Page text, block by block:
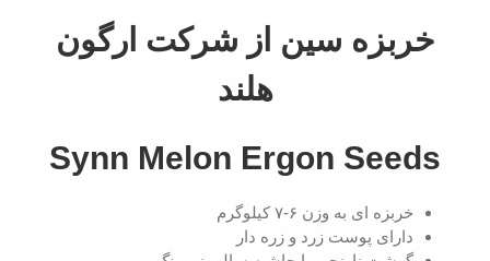
Larger
Image
خربزه سین از شرکت ارگون
هلند
Synn Melon Ergon Seeds
خربزه ای به وزن ۶-۷ کیلوگرم
دارای پوست زرد و زره دار